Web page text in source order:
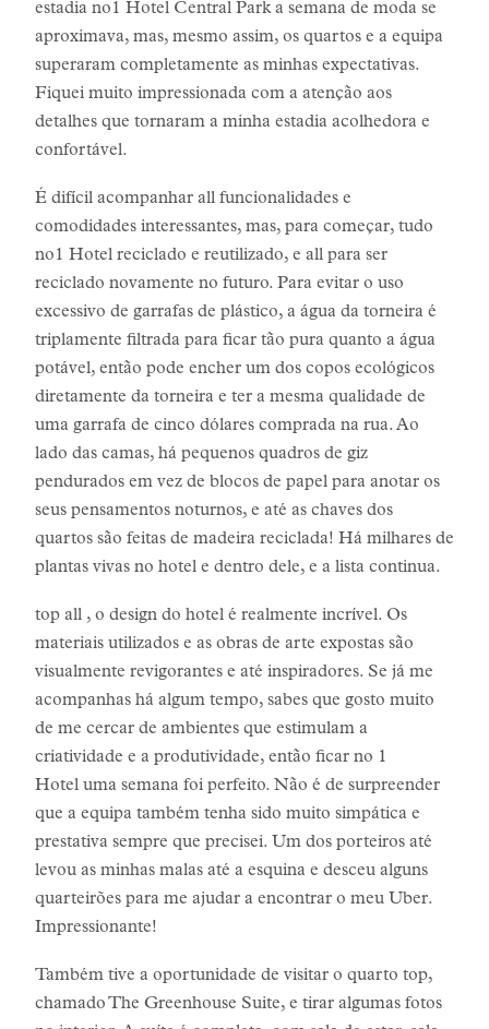
estadia no1 Hotel Central Park a semana de moda se
aproximava, mas, mesmo assim, os quartos e a equipa
superaram completamente as minhas expectativas.
Fiquei muito impressionada com a atenção aos
detalhes que tornaram a minha estadia acolhedora e
confortável.
É difícil acompanhar all funcionalidades e
comodidades interessantes, mas, para começar, tudo
no1 Hotel reciclado e reutilizado, e all para ser
reciclado novamente no futuro. Para evitar o uso
excessivo de garrafas de plástico, a água da torneira é
triplamente filtrada para ficar tão pura quanto a água
potável, então pode encher um dos copos ecológicos
diretamente da torneira e ter a mesma qualidade de
uma garrafa de cinco dólares comprada na rua. Ao
lado das camas, há pequenos quadros de giz
pendurados em vez de blocos de papel para anotar os
seus pensamentos noturnos, e até as chaves dos
quartos são feitas de madeira reciclada! Há milhares de
plantas vivas no hotel e dentro dele, e a lista continua.
top all , o design do hotel é realmente incrível. Os
materiais utilizados e as obras de arte expostas são
visualmente revigorantes e até inspiradores. Se já me
acompanhas há algum tempo, sabes que gosto muito
de me cercar de ambientes que estimulam a
criatividade e a produtividade, então ficar no 1
Hotel uma semana foi perfeito. Não é de surpreender
que a equipa também tenha sido muito simpática e
prestativa sempre que precisei. Um dos porteiros até
levou as minhas malas até a esquina e desceu alguns
quarteirões para me ajudar a encontrar o meu Uber.
Impressionante!
Também tive a oportunidade de visitar o quarto top,
chamado The Greenhouse Suite, e tirar algumas fotos